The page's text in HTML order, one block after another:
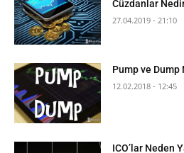
Cüzdanlar
27.04.2019 - 21:10
Pump ve Dump
12.02.2018 - 12:45
ICO’lar Neden